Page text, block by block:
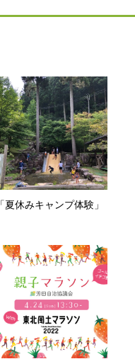
「夏休みキャンプ体験」